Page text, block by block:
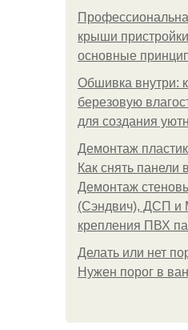
крыши
основные
Обшивка внутри:
березовую
для создания
Демонтаж
Как снять панели
Демонтаж
(Сэндвич), ДСП
крепления ПВХ
Делать или нет
Нужен порог в